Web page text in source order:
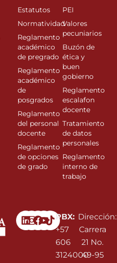
Linkedin
Instagram
Facebook
Youtube
PBX:
+57
606
3124000
Dirección:
Carrera
21 No.
49-95
Estatutos
Normatividad
Reglamento
académico
de pregrado
Reglamento
académico
de
posgrados
Reglamento
del personal
docente
Reglamento
de opciones
de grado
PEI
Valores
pecuniarios
Buzón de
ética y
buen
gobierno
Reglamento
escalafon
docente
Tratamiento
de datos
personales
Reglamento
interno de
trabajo